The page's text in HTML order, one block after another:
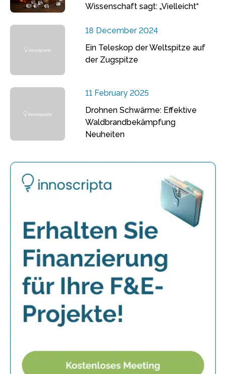
Wissenschaft sagt: „Vielleicht“
18 December 2024
Ein Teleskop der Weltspitze auf
der Zugspitze
11 February 2025
Drohnen Schwärme: Effektive
Waldbrandbekämpfung
Neuheiten